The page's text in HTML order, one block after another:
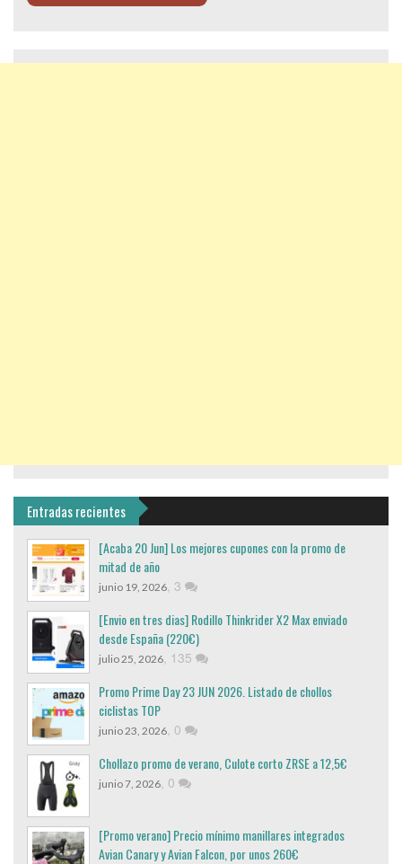
Entradas recientes
[Acaba 20 Jun] Los mejores cupones con la promo de
mitad de año
junio 19, 2026, 3
[Envio en tres dias] Rodillo Thinkrider X2 Max enviado
desde España (220€)
julio 25, 2026, 135
Promo Prime Day 23 JUN 2026. Listado de chollos
ciclistas TOP
junio 23, 2026, 0
Chollazo promo de verano, Culote corto ZRSE a 12,5€
junio 7, 2026, 0
[Promo verano] Precio mínimo manillares integrados
Avian Canary y Avian Falcon, por unos 260€